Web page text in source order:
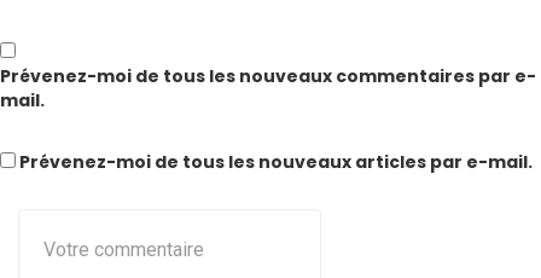
Prévenez-moi de tous les nouveaux commentaires par e-
mail.
Prévenez-moi de tous les nouveaux articles par e-mail.